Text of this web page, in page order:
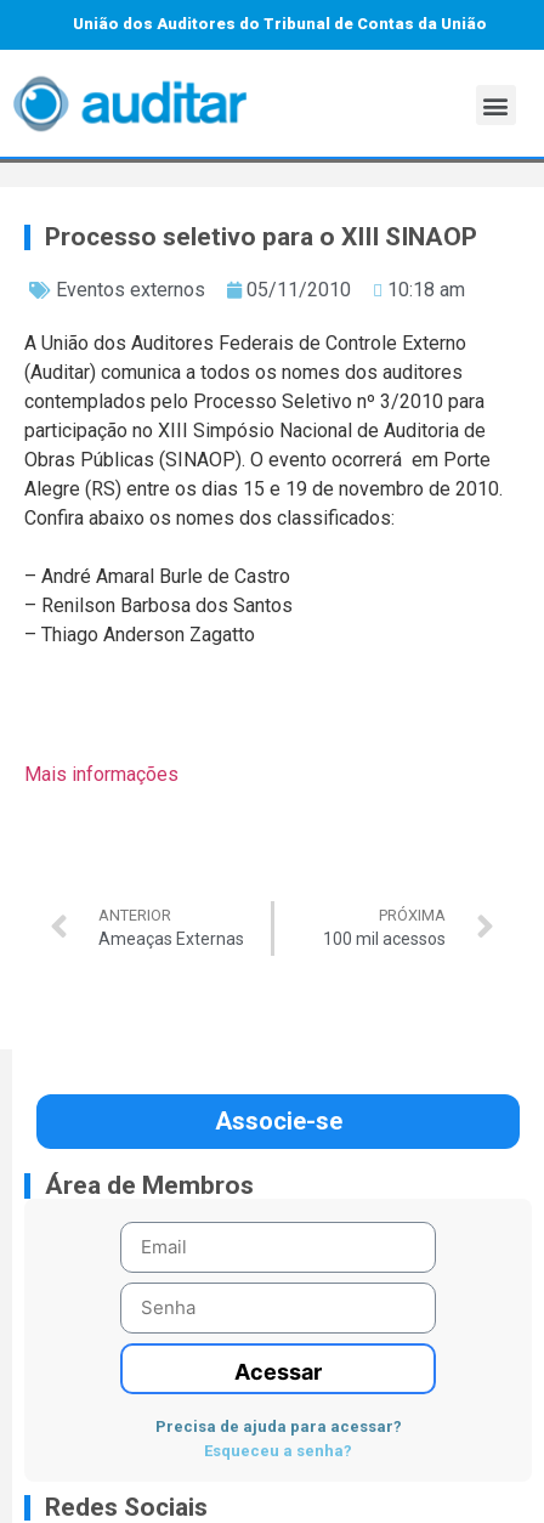
União dos Auditores do Tribunal de Contas da União
Processo seletivo para o XIII SINAOP
Eventos externos 05/11/2010 10:18 am
A União dos Auditores Federais de Controle Externo
(Auditar) comunica a todos os nomes dos auditores
contemplados pelo Processo Seletivo nº 3/2010 para
participação no XIII Simpósio Nacional de Auditoria de
Obras Públicas (SINAOP). O evento ocorrerá em Porte
Alegre (RS) entre os dias 15 e 19 de novembro de 2010.
Confira abaixo os nomes dos classificados:
– André Amaral Burle de Castro
– Renilson Barbosa dos Santos
– Thiago Anderson Zagatto
Mais informações
ANTERIOR
Ameaças Externas
PRÓXIMA
100 mil acessos
Associe-se
Área de Membros
Acessar
Precisa de ajuda para acessar?
Esqueceu a senha?
Redes Sociais